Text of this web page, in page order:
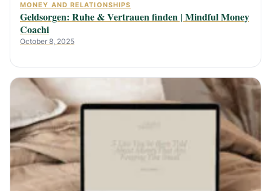
MONEY AND RELATIONSHIPS
Geldsorgen: Ruhe & Vertrauen finden | Mindful Money
Coachi
October 8, 2025